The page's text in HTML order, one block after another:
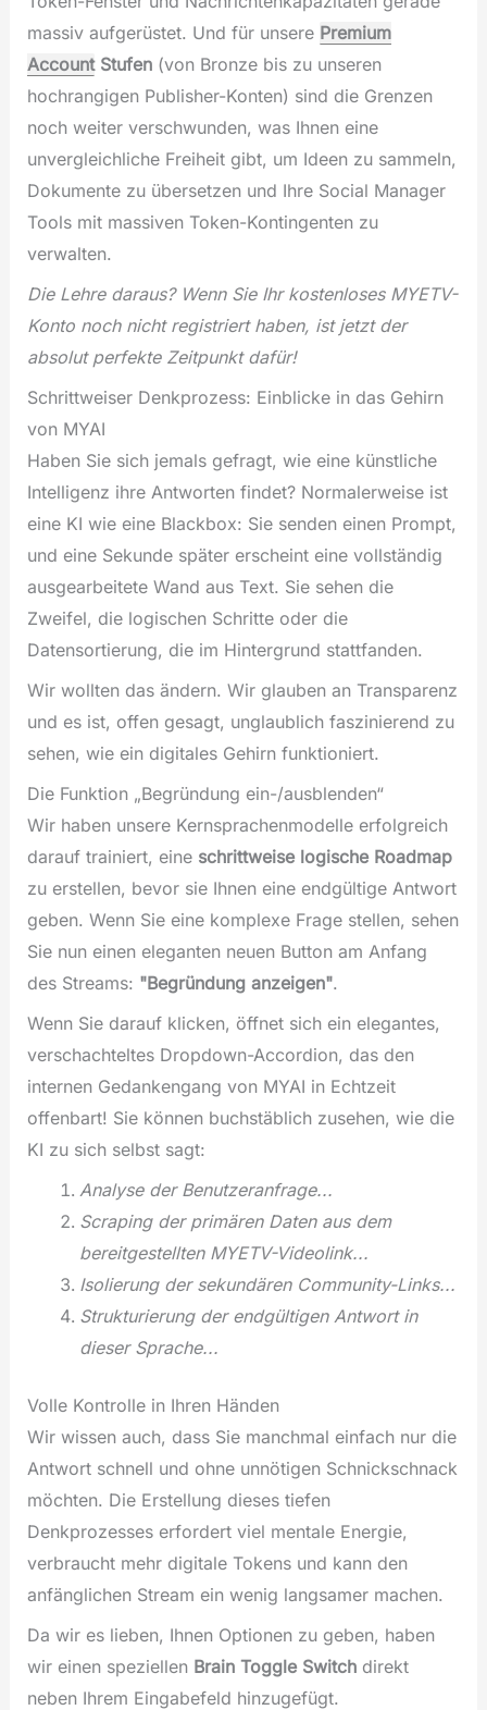
massiv aufgerüstet. Und für unsere Premium
AccountStufen(von Bronze bis zu unseren
hochrangigen Publisher-Konten) sind die Grenzen
noch weiter verschwunden, was Ihnen eine
unvergleichliche Freiheit gibt, um Ideen zu sammeln,
Dokumente zu übersetzen und Ihre Social Manager
Tools mit massiven Token-Kontingenten zu
verwalten.
Die Lehre daraus? Wenn Sie Ihr kostenloses MYETV-
Konto noch nicht registriert haben, ist jetzt der
absolut perfekte Zeitpunkt dafür!
Schrittweiser Denkprozess: Einblicke in das Gehirn
von MYAI
Haben Sie sich jemals gefragt, wie eine künstliche
Intelligenz ihre Antworten findet? Normalerweise ist
eine KI wie eine Blackbox: Sie senden einen Prompt,
und eine Sekunde später erscheint eine vollständig
ausgearbeitete Wand aus Text. Sie sehen die
Zweifel, die logischen Schritte oder die
Datensortierung, die im Hintergrund stattfanden.
Wir wollten das ändern. Wir glauben an Transparenz
und es ist, offen gesagt, unglaublich faszinierend zu
sehen, wie ein digitales Gehirn funktioniert.
Die Funktion „Begründung ein-/ausblenden“
Wir haben unsere Kernsprachenmodelle erfolgreich
darauf trainiert, eine schrittweise logische Roadmap
zu erstellen, bevor sie Ihnen eine endgültige Antwort
geben. Wenn Sie eine komplexe Frage stellen, sehen
Sie nun einen eleganten neuen Button am Anfang
des Streams: "Begründung anzeigen".
Wenn Sie darauf klicken, öffnet sich ein elegantes,
verschachteltes Dropdown-Accordion, das den
internen Gedankengang von MYAI in Echtzeit
offenbart! Sie können buchstäblich zusehen, wie die
KI zu sich selbst sagt:
Analyse der Benutzeranfrage...
Scraping der primären Daten aus dem
bereitgestellten MYETV-Videolink...
Isolierung der sekundären Community-Links...
Strukturierung der endgültigen Antwort in
dieser Sprache...
Volle Kontrolle in Ihren Händen
Wir wissen auch, dass Sie manchmal einfach nur die
Antwort schnell und ohne unnötigen Schnickschnack
möchten. Die Erstellung dieses tiefen
Denkprozesses erfordert viel mentale Energie,
verbraucht mehr digitale Tokens und kann den
anfänglichen Stream ein wenig langsamer machen.
Da wir es lieben, Ihnen Optionen zu geben, haben
wir einen speziellen Brain Toggle Switchdirekt
neben Ihrem Eingabefeld hinzugefügt.